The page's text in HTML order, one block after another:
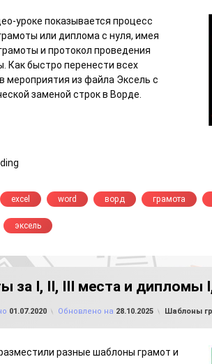
уроке показывается процесс
или диплома с нуля, имея
и протокол проведения
Как быстро перенести всех
мероприятия из файла Эксель с
заменой строк в Ворде.
excel word ворд грамота
эксель
за I, II, III места и дипломы
01.07.2020 Обновлено на 28.10.2025
FILE-
Рубрики:
Шаблоны
разные шаблоны грамот и